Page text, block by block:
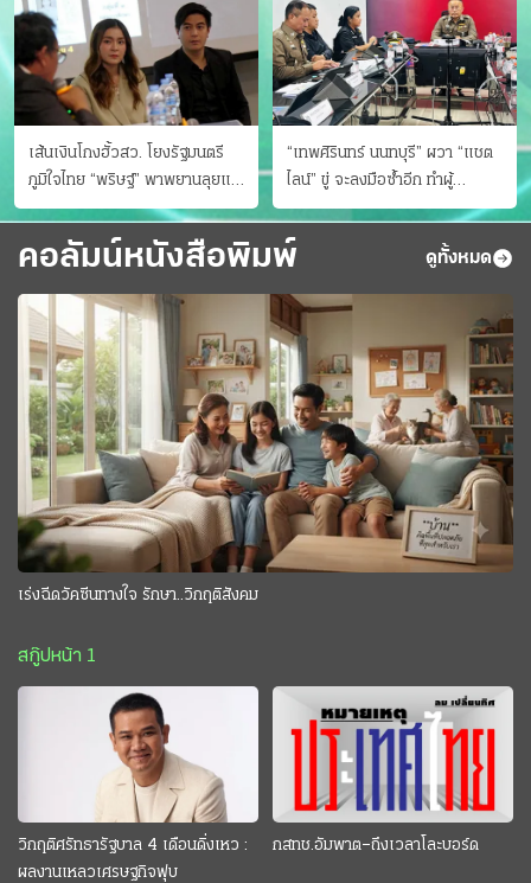
เส้นเงินโกงฮั้วสว. โยงรัฐมนตรี
ภูมิใจไทย “พริษฐ์” พาพยานลุยแฉ
มีโอนให้คนกกต.ด้วย
“เทพศิรินทร์ นนทบุรี” ผวา “แชต
ไลน์” ขู่ จะลงมือซ้ำอีก ทําผู้
ปกครองแตกตื่นแจ้งตำรวจ
คอลัมน์หนังสือพิมพ์ ดูทั้งหมด
เร่งฉีดวัคซีนทางใจ รักษา..วิกฤติสังคม
สกู๊ปหน้า 1
วิกฤติศรัทธารัฐบาล 4 เดือนดิ่งเหว :
ผลงานเหลวเศรษฐกิจฟุบ
กสทช.อัมพาต–ถึงเวลาโละบอร์ด